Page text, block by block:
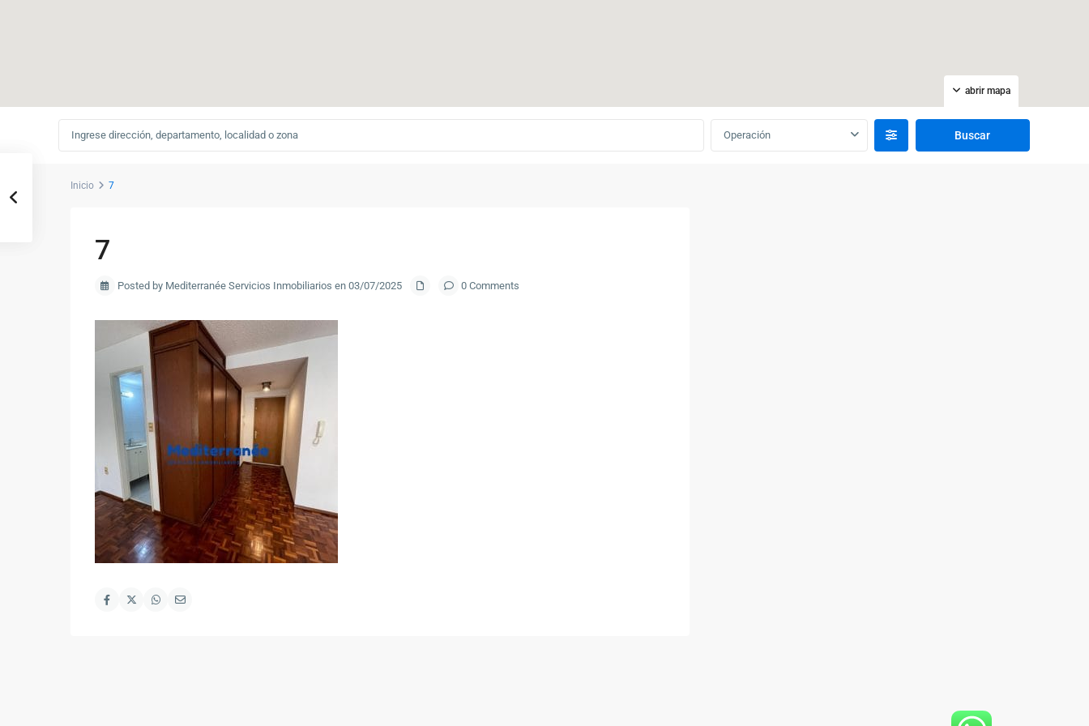
abrir mapa
Operación
Inicio 7
7
Posted by Mediterranée Servicios Inmobiliarios en 03/07/2025 0 Comments